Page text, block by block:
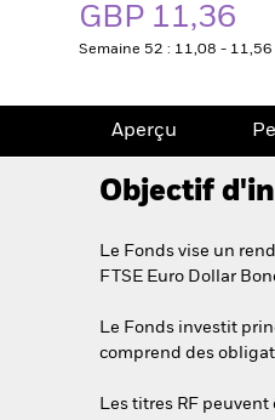
GBP 11,36
Semaine 52 : 11,08 - 11,56
Aperçu
Objectif
Le Fonds vise un
FTSE Euro Dollar
Le Fonds investit
comprend des
Les titres RF